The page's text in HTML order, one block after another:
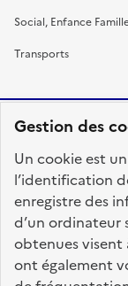
Gestion des
Un cookie est
l’identification
enregistre des
d’un ordinateur
obtenues visent
ont également
Social, Enfance
Transports
FRANÇAISE
fonction-